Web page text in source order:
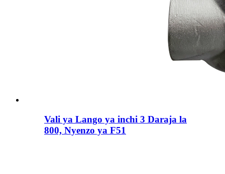
Vali ya Lango ya inchi 3 Daraja la
800, Nyenzo ya F51